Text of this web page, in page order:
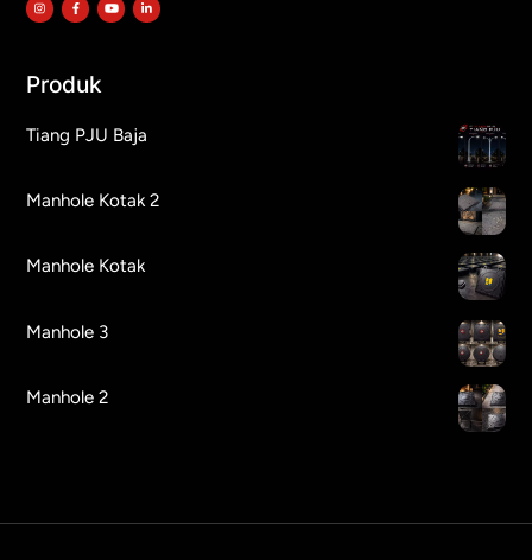
Produk
Tiang PJU Baja
Manhole Kotak 2
Manhole Kotak
Manhole 3
Manhole 2